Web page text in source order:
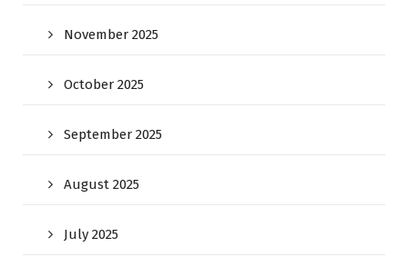
November 2025
October 2025
September 2025
August 2025
July 2025